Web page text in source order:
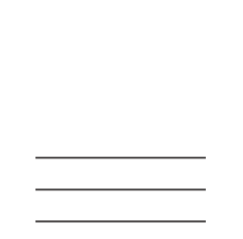
――――――――
――――――――
――――――――